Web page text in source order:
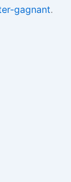
gagnant.